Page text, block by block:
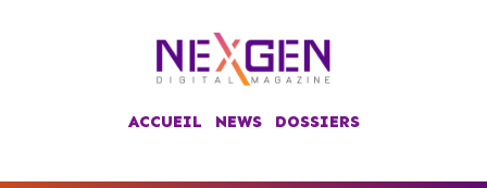
ACCUEIL NEWS DOSSIERS